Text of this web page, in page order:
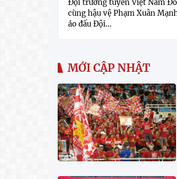
Đội trưởng tuyển Việt Nam
cùng hậu vệ Phạm Xuân
áo đấu Đội...
MỚI CẬP NHẬT